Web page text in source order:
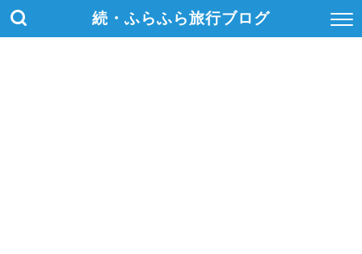
続・ふらふら旅行ブログ